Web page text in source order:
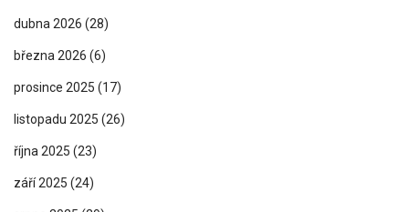
dubna 2026 (28)
března 2026 (6)
prosince 2025 (17)
listopadu 2025 (26)
října 2025 (23)
září 2025 (24)